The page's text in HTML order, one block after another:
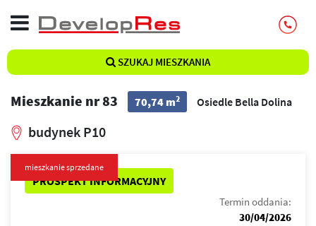
SZUKAJ MIESZKANIA
Mieszkanie nr 83 70,74 m2 Osiedle Bella Dolina
budynek P10
PROSPEKT INFORMACYJNY
mieszkanie sprzedane
Termin oddania:
30/04/2026